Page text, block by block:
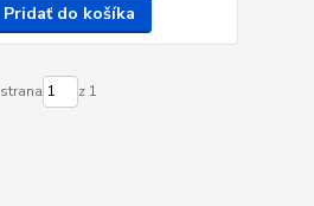
Pridať do košíka
strana z 1